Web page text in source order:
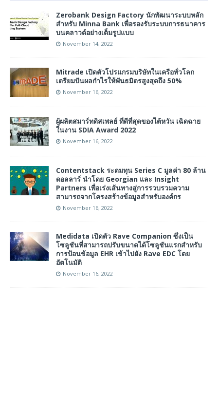
Zerobank Design Factory นักพัฒนาระบบหลัก
สำหรับ Minna Bank เพื่อรองรับระบบการธนาคาร
บนคลาวด์อย่างเต็มรูปแบบ
November 14, 2022
Mitrade เปิดตัวโปรแกรมบริษัทในเครือทั่วโลก
เตรียมปันผลกำไรให้พันธมิตรสูงสุดถึง 50%
November 16, 2022
ผู้ผลิตสมาร์ทดิสเพลย์ ที่ดีที่สุดของไต้หวัน เฉิดฉาย
ในงาน SDIA Award 2022
November 16, 2022
Contentstack ระดมทุน Series C มูลค่า 80 ล้าน
ดอลลาร์ นำโดย Georgian และ Insight
Partners เพื่อเร่งเส้นทางสู่การรวบรวมความ
สามารถจากโครงสร้างข้อมูลสำหรับองค์กร
November 16, 2022
Medidata เปิดตัว Rave Companion ซึ่งเป็น
โซลูชันที่สามารถปรับขนาดได้โซลูชันแรกสำหรับ
การป้อนข้อมูล EHR เข้าไปยัง Rave EDC โดย
อัตโนมัติ
November 16, 2022